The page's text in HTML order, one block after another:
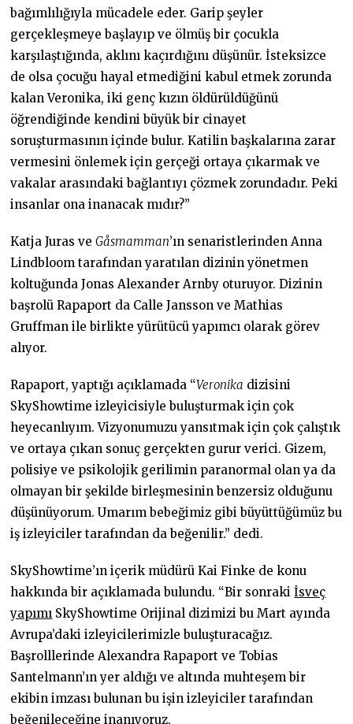
bağımlılığıyla mücadele eder. Garip şeyler
gerçekleşmeye başlayıp ve ölmüş bir çocukla
karşılaştığında, aklını kaçırdığını düşünür. İsteksizce
de olsa çocuğu hayal etmediğini kabul etmek zorunda
kalan Veronika, iki genç kızın öldürüldüğünü
öğrendiğinde kendini büyük bir cinayet
soruşturmasının içinde bulur. Katilin başkalarına zarar
vermesini önlemek için gerçeği ortaya çıkarmak ve
vakalar arasındaki bağlantıyı çözmek zorundadır. Peki
insanlar ona inanacak mıdır?”
Katja Juras veGåsmamman’ın senaristlerinden Anna
Lindbloom tarafından yaratılan dizinin yönetmen
koltuğunda Jonas Alexander Arnby oturuyor. Dizinin
başrolü Rapaport da Calle Jansson ve Mathias
Gruffman ile birlikte yürütücü yapımcı olarak görev
alıyor.
Rapaport, yaptığı açıklamada “Veronika dizisini
SkyShowtime izleyicisiyle buluşturmak için çok
heyecanlıyım. Vizyonumuzu yansıtmak için çok çalıştık
ve ortaya çıkan sonuç gerçekten gurur verici. Gizem,
polisiye ve psikolojik gerilimin paranormal olan ya da
olmayan bir şekilde birleşmesinin benzersiz olduğunu
düşünüyorum. Umarım bebeğimiz gibi büyüttüğümüz bu
iş izleyiciler tarafından da beğenilir.” dedi.
SkyShowtime’ın içerik müdürü Kai Finke de konu
hakkında bir açıklamada bulundu. “Bir sonrakiİsveç
yapımı SkyShowtime Orijinal dizimizi bu Mart ayında
Avrupa’daki izleyicilerimizle buluşturacağız.
Başrolllerinde Alexandra Rapaport ve Tobias
Santelmann’ın yer aldığı ve altında muhteşem bir
ekibin imzası bulunan bu işin izleyiciler tarafından
beğenileceğine inanıyoruz.